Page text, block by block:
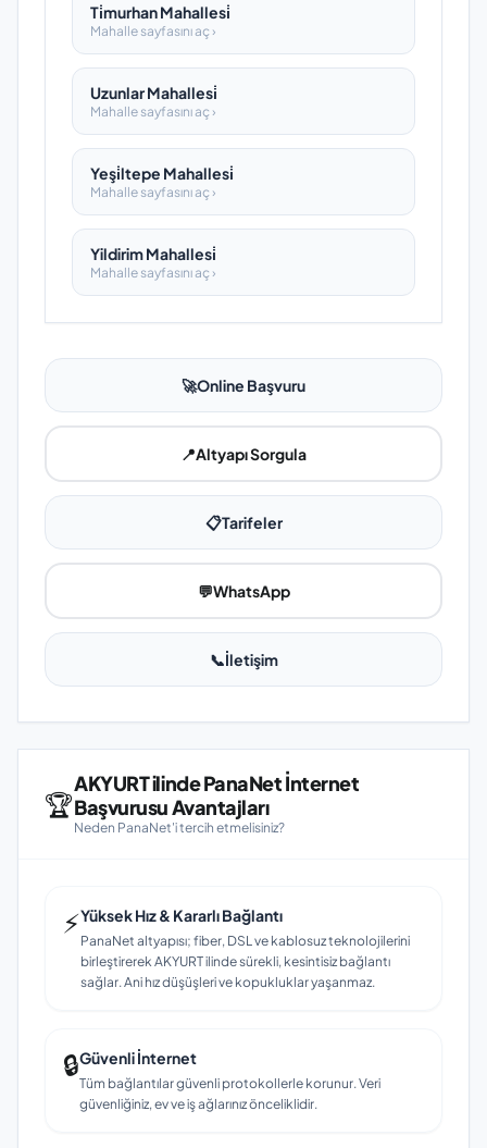
Ti̇murhan Mahallesi̇
Mahalle sayfasını aç ›
Uzunlar Mahallesi̇
Mahalle sayfasını aç ›
Yeşi̇ltepe Mahallesi̇
Mahalle sayfasını aç ›
Yildirim Mahallesi̇
Mahalle sayfasını aç ›
🚀Online Başvuru
📍Altyapı Sorgula
📋Tarifeler
💬WhatsApp
📞İletişim
🏆
AKYURT ilinde PanaNet İnternet
Başvurusu Avantajları
Neden PanaNet'i tercih etmelisiniz?
⚡Yüksek Hız & Kararlı Bağlantı
PanaNet altyapısı; fiber, DSL ve kablosuz teknolojilerini
birleştirerek AKYURT ilinde sürekli, kesintisiz bağlantı
sağlar. Ani hız düşüşleri ve kopukluklar yaşanmaz.
🔒Güvenli İnternet
Tüm bağlantılar güvenli protokollerle korunur. Veri
güvenliğiniz, ev ve iş ağlarınız önceliklidir.